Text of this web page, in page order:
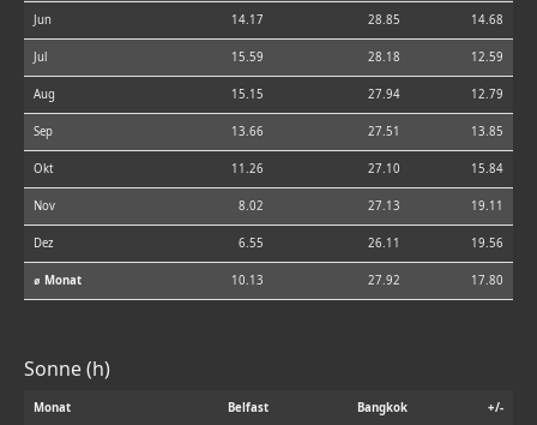
Jun 14.17 28.85 14.68
Jul 15.59 28.18 12.59
Aug 15.15 27.94 12.79
Sep 13.66 27.51 13.85
Okt 11.26 27.10 15.84
Nov 8.02 27.13 19.11
Dez 6.55 26.11 19.56
⌀ Monat 10.13 27.92 17.80
Sonne (h)
Monat Belfast Bangkok +/-